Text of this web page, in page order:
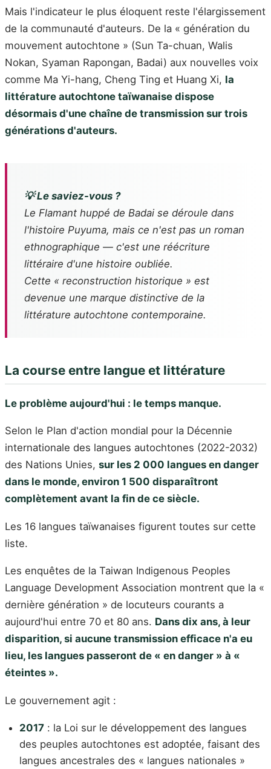
Mais l'indicateur le plus éloquent reste l'élargissement
de la communauté d'auteurs. De la « génération du
mouvement autochtone » (Sun Ta-chuan, Walis
Nokan, Syaman Rapongan, Badai) aux nouvelles voix
comme Ma Yi-hang, Cheng Ting et Huang Xi, la
littérature autochtone taïwanaise dispose
désormais d'une chaîne de transmission sur trois
générations d'auteurs.
💡 Le saviez-vous ?
Le Flamant huppé de Badai se déroule dans
l'histoire Puyuma, mais ce n'est pas un roman
ethnographique — c'est une réécriture
littéraire d'une histoire oubliée.
Cette « reconstruction historique » est
devenue une marque distinctive de la
littérature autochtone contemporaine.
La course entre langue et littérature
Le problème aujourd'hui : le temps manque.
Selon le Plan d'action mondial pour la Décennie
internationale des langues autochtones (2022-2032)
des Nations Unies, sur les 2 000 langues en danger
dans le monde, environ 1 500 disparaîtront
complètement avant la fin de ce siècle.
Les 16 langues taïwanaises figurent toutes sur cette
liste.
Les enquêtes de la Taiwan Indigenous Peoples
Language Development Association montrent que la «
dernière génération » de locuteurs courants a
aujourd'hui entre 70 et 80 ans. Dans dix ans, à leur
disparition, si aucune transmission efficace n'a eu
lieu, les langues passeront de « en danger » à «
éteintes ».
Le gouvernement agit :
2017 : la Loi sur le développement des langues
des peuples autochtones est adoptée, faisant des
langues ancestrales des « langues nationales »